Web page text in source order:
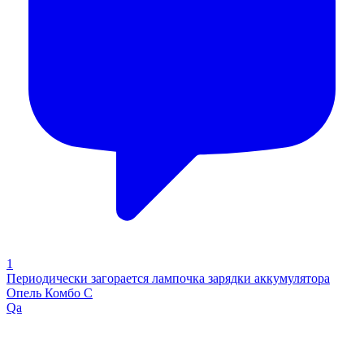
1
Периодически загорается лампочка зарядки аккумулятора
Опель Комбо С
Qa